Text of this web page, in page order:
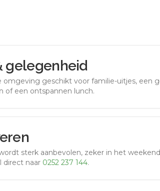
gelegenheid
omgeving geschikt voor familie-uitjes, een
of een ontspannen lunch.
sterk aanbevolen, zeker in het
direct naar 0252 237 144.